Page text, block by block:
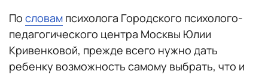
По словам психолога Городского психолого-
педагогического центра Москвы Юлии
Кривенковой, прежде всего нужно дать
ребенку возможность самому выбрать, что и